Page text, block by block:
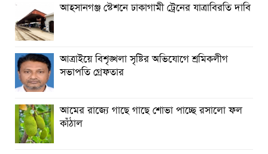
আহসানগঞ্জ স্টেশনে ঢাকাগামী ট্রেনের যাত্রাবিরতি দাবি
আত্রাইয়ে বিশৃঙ্খলা সৃষ্টির অভিযোগে শ্রমিকলীগ
সভাপতি গ্রেফতার
আমের রাজ্যে গাছে গাছে শোভা পাচ্ছে রসালো ফল
কাঁঠাল